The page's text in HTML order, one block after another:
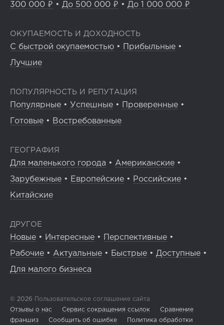
300 000 ₽ • До 500 000 ₽ • До 1 000 000 ₽
ОКУПАЕМОСТЬ И ДОХОДНОСТЬ
С быстрой окупаемостью • Прибыльные •
Лучшие
ПОПУЛЯРНОСТЬ И РЕПУТАЦИЯ
Популярные • Успешные • Проверенные •
Готовые • Востребованные
ГЕОГРАФИЯ
Для маленького города • Американские •
Зарубежные • Европейские • Российские •
Китайские
ДРУГОЕ
Новые • Интересные • Перспективные •
Рабочие • Актуальные • Быстрые • Доступные •
Для малого бизнеса
© 2026 Пользовательское соглашение сайта
Отзывы о нас
Сервис сокращения ссылок
Сравнение
франшиз
Сообщить об ошибке Политика обработки